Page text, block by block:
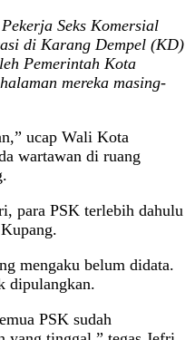
Seks Komersial
di Karang Dempel (KD)
Pemerintah Kota
mereka masing-
ucap Wali Kota
wartawan di ruang
para PSK terlebih dahulu
mengaku belum didata.
dipulangkan.
PSK sudah